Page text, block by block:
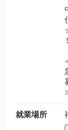
就業場所